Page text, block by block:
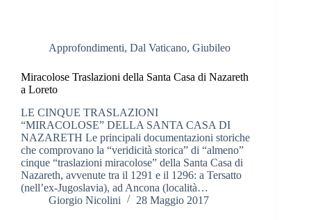
Approfondimenti, Dal Vaticano, Giubileo
Miracolose Traslazioni della Santa Casa di Nazareth
a Loreto
LE CINQUE TRASLAZIONI
“MIRACOLOSE” DELLA SANTA CASA DI
NAZARETH Le principali documentazioni storiche
che comprovano la “veridicità storica” di “almeno”
cinque “traslazioni miracolose” della Santa Casa di
Nazareth, avvenute tra il 1291 e il 1296: a Tersatto
(nell’ex-Jugoslavia), ad Ancona (località…
Giorgio Nicolini
28 Maggio 2017